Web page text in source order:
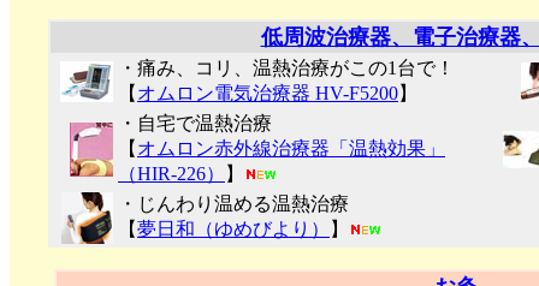
低周波治療器、電子治療器
・痛み、コリ、温熱治療がこの1台で！
【 オムロン電気治療器 HV-F5200】
・自宅で温熱治療
【 オムロン赤外線治療器「温熱効果」
（HIR-226）
】
・じんわり温める温熱治療
【夢日和（ゆめびより） 】